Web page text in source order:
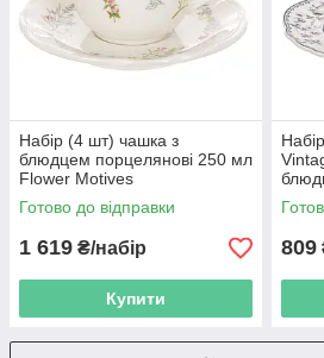
Набір (4 шт) чашка з
блюдцем порцелянові 250 мл
Flower Motives
Готово до відправки
1 619 ₴/набір
Купити
809